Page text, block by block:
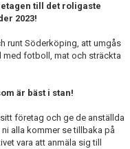
till det roligaste
2023!
runt Söderköping, att umgås
med fotboll, mat och sträckta
är bäst i stan!
företag och ge de anställda
alla kommer se tillbaka på
vara att anmäla sig till